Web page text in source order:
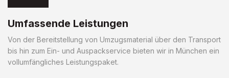
Umfassende Leistungen
Von der Bereitstellung von Umzugsmaterial über den Transport
bis hin zum Ein- und Auspackservice bieten wir in München ein
vollumfängliches Leistungspaket.